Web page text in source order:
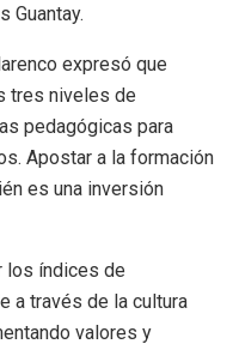
Guantay.
expresó que
tres niveles de
pedagógicas para
Apostar a la formación
es una inversión
los índices de
a través de la cultura
valores y